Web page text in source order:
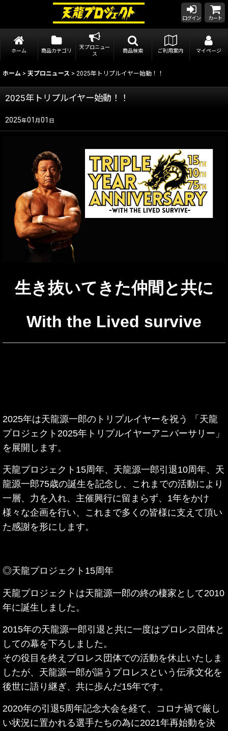
ログイン カート
ホーム 商品カテゴリ
天プロニュー
ス
商品検索 ご利用案内 マイページ
ホーム > 天プロニュース > 2025年トリプルイヤー始動！！
2025年トリプルイヤー始動！！
2025年01 月 01 日
生き抜いてきた仲間と共に
With the Lived survive
2025年は天龍源一郎のトリプルイヤーを祝う 「天龍
プロジェクト2025年トリプルイヤーアニバーサリー」
を展開します。
天龍プロジェクト15周年、天龍源一郎引退10周年、天
龍源一郎75歳の誕生を記念し、これまでの活動により
一層、力を入れ、主催興行に留まらず、1年をかけ
様々な企画を行い、これまで多くの皆様に支えて頂い
た感謝を形にします。
◎天龍プロジェクト15周年
天龍プロジェクトは天龍源一郎の終の棲家として2010
年に誕生しました。
2015年の天龍源一郎引退と共に一度はプロレス団体と
しての幕を下ろしました。
その役目を終えプロレス団体での活動を休止いたしま
したが、天龍源一郎が謳うプロレスという 伝承文化を
後世に語り継ぎ、共に歩んだ15年です。
2020年の引退5周年記念大会を経て、コロナ禍で厳し
い状況に置かれる選手たちの為に2021年再始動を決